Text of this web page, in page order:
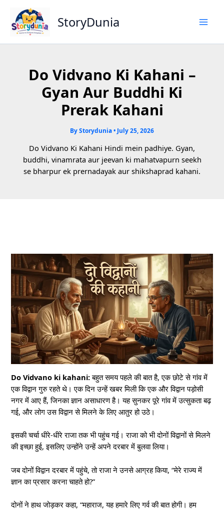
content
StoryDunia
Do Vidvano Ki Kahani –
Gyan Aur Buddhi Ki
Prerak Kahani
ByStorydunia• July 25, 2026
Do Vidvano Ki Kahani Hindi mein padhiye. Gyan,
buddhi, vinamrata aur jeevan ki mahatvapurn seekh
se bharpur ek prernadayak aur shikshaprad kahani.
Do Vidvano ki kahani:बहुत समय पहले की बात है, एक छोटे से गांव में
एक विद्वान गुरु रहते थे। एक दिन उन्हें खबर मिली कि एक और विद्वान पड़ोसी
नगर में आए हैं, जिनका ज्ञान असाधारण है। यह सुनकर पूरे गांव में उत्सुकता बढ़
गई, और लोग उस विद्वान से मिलने के लिए आतुर हो उठे।
इसकी चर्चा धीरे-धीरे राजा तक भी पहुंच गई। राजा को भी दोनों विद्वानों से मिलने
की इच्छा हुई, इसलिए उन्होंने उन्हें अपने दरबार में बुलवा लिया।
जब दोनों विद्वान दरबार में पहुंचे, तो राजा ने उनसे आग्रह किया, “मेरे राज्य में
ज्ञान का प्रसार करना चाहते हो?”
दोनों ने हाथ जोड़कर कहा, “महाराज, यह हमारे लिए गर्व की बात होगी। हम